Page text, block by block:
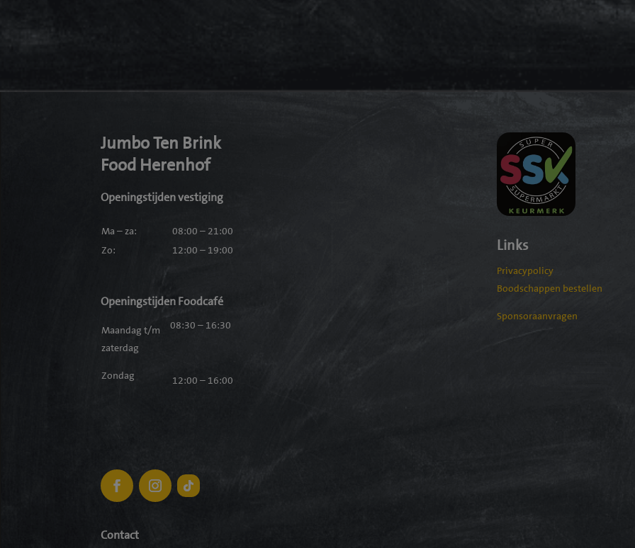
Jumbo Ten Brink
Food Herenhof
Openingstijden vestiging
Ma – za:
08:00 – 21:00
Zo:
12:00 – 19:00
Openingstijden Foodcafé
Maandag t/m
zaterdag
Zondag
08:30 – 16:30
12:00 – 16:00
Contact
Links
Privacypolicy
Boodschappen bestellen
Sponsoraanvragen